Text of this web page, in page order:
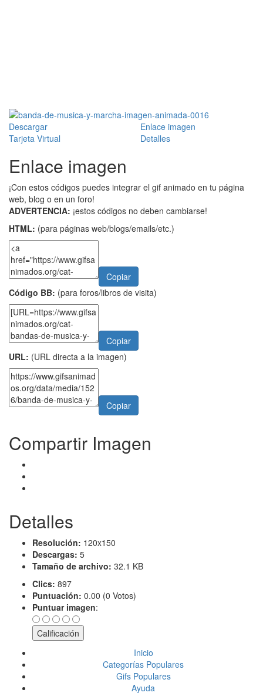
Descargar
Enlace imagen
Tarjeta Virtual
Detalles
Enlace imagen
¡Con estos códigos puedes integrar el gif animado en tu página
web, blog o en un foro!
ADVERTENCIA: ¡estos códigos no deben cambiarse!
HTML: (para páginas web/blogs/emails/etc.)
Copiar
Código BB: (para foros/libros de visita)
Copiar
URL: (URL directa a la imagen)
Copiar
Compartir Imagen
Detalles
Resolución: 120x150
Descargas: 5
Tamaño de archivo: 32.1 KB
Clics: 897
Puntuación: 0.00 (0 Votos)
Puntuar imagen:
Inicio
Categorías Populares
Gifs Populares
Ayuda